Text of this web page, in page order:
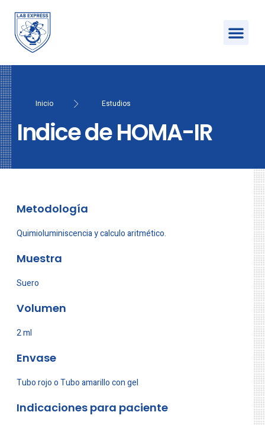
Inicio Estudios
Indice de HOMA-IR
Metodología
Quimioluminiscencia y calculo aritmético.
Muestra
Suero
Volumen
2 ml
Envase
Tubo rojo o Tubo amarillo con gel
Indicaciones para paciente